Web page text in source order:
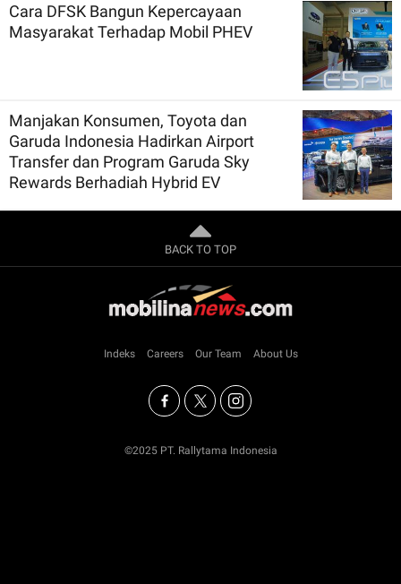
Cara DFSK Bangun Kepercayaan
Masyarakat Terhadap Mobil PHEV
Manjakan Konsumen, Toyota dan
Garuda Indonesia Hadirkan Airport
Transfer dan Program Garuda Sky
Rewards Berhadiah Hybrid EV
BACK TO TOP
Indeks Careers Our Team About Us
©2025 PT. Rallytama Indonesia